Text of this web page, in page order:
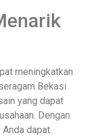
meningkatkan
Bekasi
yang dapat
Dengan
Anda dapat